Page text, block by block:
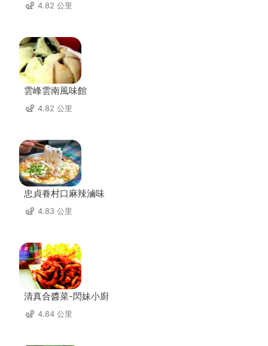
4.82 公里
雲峰雲南風味館
4.82 公里
忠貞眷村口麻辣滷味
4.83 公里
清真合醬菜-閃妹小廚
4.84 公里